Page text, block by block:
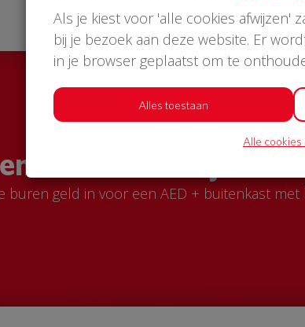
BuurtAED in jouw
buren geld in voor een AED + buitenkast met
Als je kiest voor 'alle cookies afwijzen'
bij je bezoek aan deze website. Er
in je browser geplaatst om te
Alles toestaan
Alle cookies